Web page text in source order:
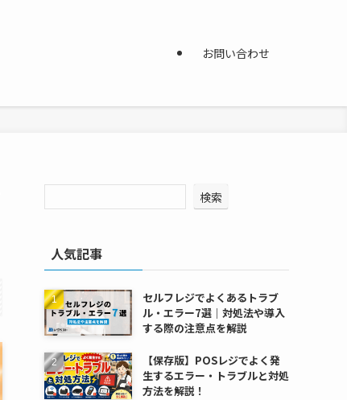
お問い合わせ
検索
人気記事
セルフレジでよくあるトラブ
ル・エラー7選｜対処法や導入
する際の注意点を解説
【保存版】POSレジでよく発
生するエラー・トラブルと対処
方法を解説！